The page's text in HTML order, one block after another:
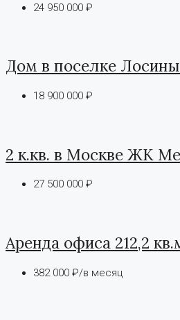
24 950 000 ₽
Дом в поселке
18 900 000 ₽
2 к.кв. в Москве ЖК
27 500 000 ₽
Аренда офиса 212,2
382 000 ₽/в месяц